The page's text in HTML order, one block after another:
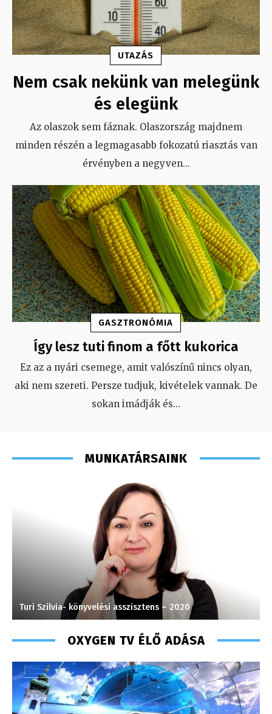
UTAZÁS
Nem csak nekünk van melegünk
és elegünk
Az olaszok sem fáznak. Olaszország majdnem
minden részén a legmagasabb fokozatú riasztás van
érvényben a negyven...
GASZTRONÓMIA
Így lesz tuti finom a főtt kukorica
Ez az a nyári csemege, amit valószínű nincs olyan,
aki nem szereti. Persze tudjuk, kivételek vannak. De
sokan imádják és...
MUNKATÁRSAINK
könyvelési asszisztens – 2020 Szél Móni –
OXYGEN TV ÉLŐ ADÁSA